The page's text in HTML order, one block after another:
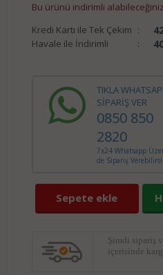
Bu ürünü indirimli alabileceğiniz
Kredi Kartı ile Tek Çekim :
Havale ile İndirimli :
TIKLA
SİPARİŞ VER
0850 850
2820
7x24 Whatsapp
de Sipariş
Sepete ekle
Şimdi sipariş
içerisinde